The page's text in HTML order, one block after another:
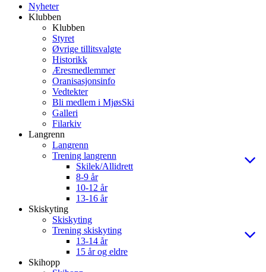
Nyheter
Klubben
Klubben
Styret
Øvrige tillitsvalgte
Historikk
Æresmedlemmer
Oranisasjonsinfo
Vedtekter
Bli medlem i MjøsSki
Galleri
Filarkiv
Langrenn
Langrenn
Trening langrenn
Skilek/Allidrett
8-9 år
10-12 år
13-16 år
Skiskyting
Skiskyting
Trening skiskyting
13-14 år
15 år og eldre
Skihopp